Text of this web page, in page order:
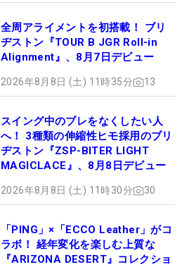
全周アライメントを初搭載！ ブリ
ヂストン『TOUR B JGR Roll-in
Alignment』、8月7日デビュー
2026年8月8日 (土) 11時35分 13
スイング中のブレをなくしたい人
へ！ 3種類の伸縮性ヒモ採用のブリ
ヂストン『ZSP-BITER LIGHT
MAGICLACE』、8月8日デビュー
2026年8月8日 (土) 11時30分 30
「PING」×「ECCO Leather」がコ
ラボ！ 経年変化を楽しむ上質な
『ARIZONA DESERT』コレクショ